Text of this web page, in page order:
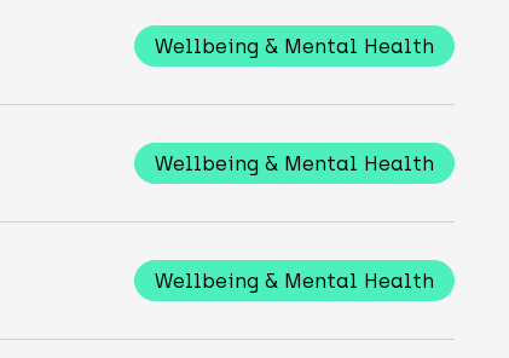
Wellbeing & Mental Health
Wellbeing & Mental Health
Wellbeing & Mental Health